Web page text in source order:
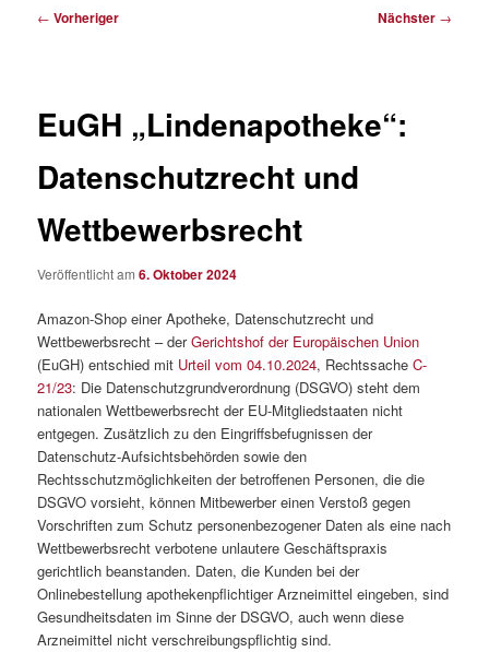
Beitragsnavigation
← Vorheriger Nächster →
EuGH „Lindenapotheke“:
Datenschutzrecht und
Wettbewerbsrecht
Veröffentlicht am6. Oktober 2024
Amazon-Shop einer Apotheke, Datenschutzrecht und
Wettbewerbsrecht – derGerichtshof der Europäischen Union
(EuGH) entschied mit Urteil vom 04.10.2024, RechtssacheC-
21/23: Die Datenschutzgrundverordnung (DSGVO) steht dem
nationalen Wettbewerbsrecht der EU-Mitgliedstaaten nicht
entgegen. Zusätzlich zu den Eingriffsbefugnissen der
Datenschutz-Aufsichtsbehörden sowie den
Rechtsschutzmöglichkeiten der betroffenen Personen, die die
DSGVO vorsieht, können Mitbewerber einen Verstoß gegen
Vorschriften zum Schutz personenbezogener Daten als eine nach
Wettbewerbsrecht verbotene unlautere Geschäftspraxis
gerichtlich beanstanden. Daten, die Kunden bei der
Onlinebestellung apothekenpflichtiger Arzneimittel eingeben, sind
Gesundheitsdaten im Sinne der DSGVO, auch wenn diese
Arzneimittel nicht verschreibungspflichtig sind.